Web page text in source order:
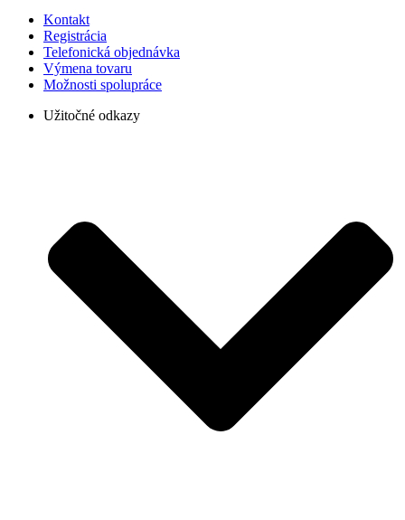
Kontakt
Registrácia
Telefonická objednávka
Výmena tovaru
Možnosti spolupráce
Užitočné odkazy